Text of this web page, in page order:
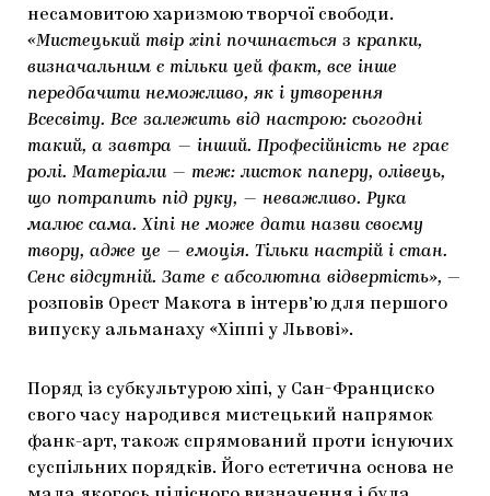
несамовитою харизмою творчої свободи.
«Мистецький твір хіпі починається з крапки,
визначальним є тільки цей факт, все інше
передбачити неможливо, як і утворення
Всесвіту. Все залежить від настрою: сьогодні
такий, а завтра — інший. Професійність не грає
ролі. Матеріали — теж: листок паперу, олівець,
що потрапить під руку, — неважливо. Рука
малює сама. Хіпі не може дати назви своєму
твору, адже це — емоція. Тільки настрій і стан.
Сенс відсутній. Зате є абсолютна відвертість», —
розповів Орест Макота в інтерв’ю для першого
випуску альманаху «Хіппі у Львові».
Поряд із субкультурою хіпі, у Сан-Франциско
свого часу народився мистецький напрямок
фанк-арт, також спрямований проти існуючих
суспільних порядків. Його естетична основа не